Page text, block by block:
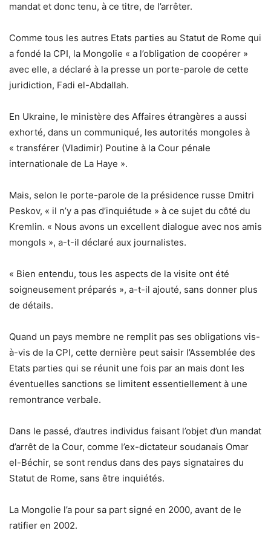
mandat et donc tenu, à ce titre, de l’arrêter.
Comme tous les autres Etats parties au Statut de Rome qui
a fondé la CPI, la Mongolie « a l’obligation de coopérer »
avec elle, a déclaré à la presse un porte-parole de cette
juridiction, Fadi el-Abdallah.
En Ukraine, le ministère des Affaires étrangères a aussi
exhorté, dans un communiqué, les autorités mongoles à
« transférer (Vladimir) Poutine à la Cour pénale
internationale de La Haye ».
Mais, selon le porte-parole de la présidence russe Dmitri
Peskov, « il n’y a pas d’inquiétude » à ce sujet du côté du
Kremlin. « Nous avons un excellent dialogue avec nos amis
mongols », a-t-il déclaré aux journalistes.
« Bien entendu, tous les aspects de la visite ont été
soigneusement préparés », a-t-il ajouté, sans donner plus
de détails.
Quand un pays membre ne remplit pas ses obligations vis-
à-vis de la CPI, cette dernière peut saisir l’Assemblée des
Etats parties qui se réunit une fois par an mais dont les
éventuelles sanctions se limitent essentiellement à une
remontrance verbale.
Dans le passé, d’autres individus faisant l’objet d’un mandat
d’arrêt de la Cour, comme l’ex-dictateur soudanais Omar
el-Béchir, se sont rendus dans des pays signataires du
Statut de Rome, sans être inquiétés.
La Mongolie l’a pour sa part signé en 2000, avant de le
ratifier en 2002.